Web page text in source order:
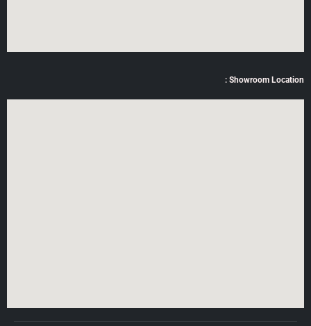
Showroom Location :